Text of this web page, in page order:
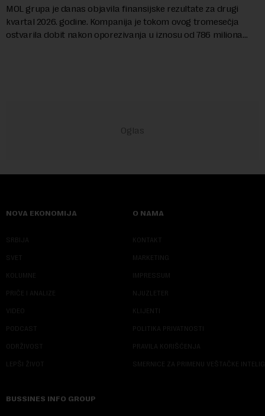
MOL grupa je danas objavila finansijske rezultate za drugi
kvartal 2026. godine. Kompanija je tokom ovog tromesečja
ostvarila dobit nakon oporezivanja u iznosu od 786 miliona
NOVA EKONOMIJA
SRBIJA
SVET
KOLUMNE
PRIČE I ANALIZE
VIDEO
PODCAST
ODRŽIVOST
LEPŠI ŽIVOT
O NAMA
KONTAKT
MARKETING
IMPRESSUM
NJUZLETER
KLIJENTI
POLITIKA PRIVATNOSTI
PRAVILA KORIŠĆENJA
SMERNICE ZA PRIMENU VEŠTAČKE
BUSSINES INFO GROUP